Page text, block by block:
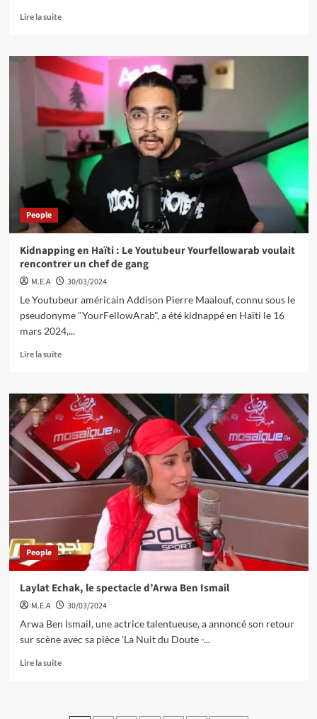
Lire la suite
People
Kidnapping en Haïti : Le Youtubeur Yourfellowarab voulait
rencontrer un chef de gang
M.E.A
30/03/2024
Le Youtubeur américain Addison Pierre Maalouf, connu sous le
pseudonyme "YourFellowArab", a été kidnappé en Haïti le 16
mars 2024,...
Lire la suite
People
Laylat Echak, le spectacle d’Arwa Ben Ismail
M.E.A
30/03/2024
Arwa Ben Ismail, une actrice talentueuse, a annoncé son retour
sur scène avec sa pièce 'La Nuit du Doute -...
Lire la suite